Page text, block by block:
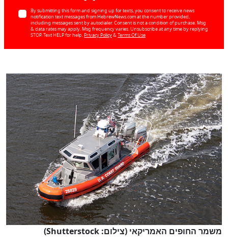
By submitting this form and signing up for texts, you consent to receive news
notification text messages from HebrewNews.com at the number provided,
including messages sent by autodialer. Consent is not a condition of purchase. Msg
& data rates may apply. Msg frequency varies. Unsubscribe at any time by replying
STOP. Text HELP for help. Privacy Policy& Terms Of Use
משמר החופים האמריקאי (צילום: Shutterstock)